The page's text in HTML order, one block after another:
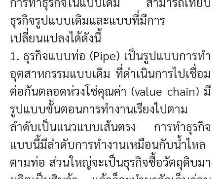
ธุรกิจรูปแบบเดิมและแบบที่มีการ
เปลี่ยนแปลงได้ดังนี้
1. ธุรกิจแบบท่อ (Pipe) เป็นรูปแบบการทำ
อุตสาหกรรมแบบเดิม ที่ดำเนินการไปเชื่อม
ต่อกันตลอดห่วงโซ่คุณค่า (value chain) มี
รูปแบบขั้นตอนการทำงานเรียงไปตาม
ลำดับเป็นแนวแบบเส้นตรง การทำธุรกิจ
แบบนี้มีลำดับการทำงานเหมือนกับน้ำไหล
ตามท่อ ส่วนใหญ่จะเป็นธุรกิจซื้อวัตถุดิบมา